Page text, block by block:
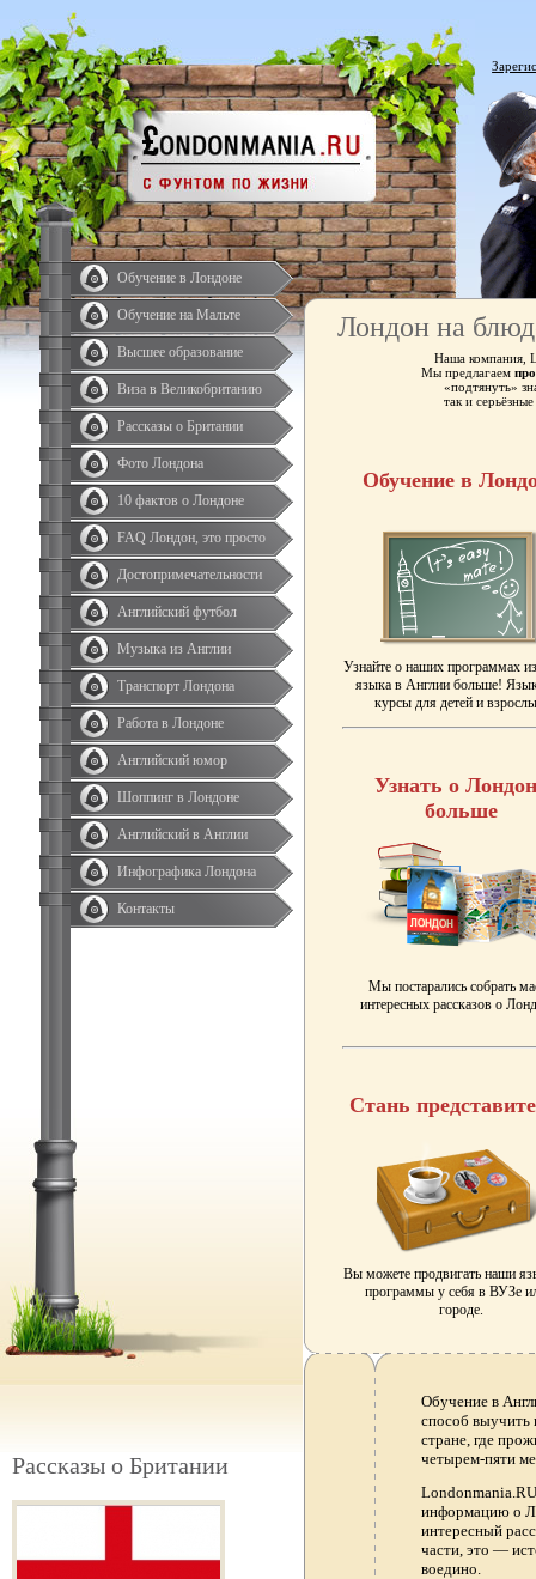
Обучение в Лондоне
Обучение на Мальте
Высшее образование
Виза в Великобританию
Рассказы о Британии
Фото Лондона
10 фактов о Лондоне
FAQ Лондон, это просто
Достопримечательности
Английский футбол
Музыка из Англии
Транспорт Лондона
Работа в Лондоне
Английский юмор
Шоппинг в Лондоне
Английский в Англии
Инфографика Лондона
Контакты
Рассказы о Британии
Лондон на
Наша компания,
Мы предлагаем
«подтянуть»
так и
Обучение в
Узнайте о наших программах
языка в Англии больше!
курсы для детей и
Узнать о
больше
Мы постарались собрать
интересных рассказов о
Стань
Вы можете продвигать наши
программы у себя в ВУЗе
городе.
Обучение в
способ выучить
стране, где
четырем-пяти
информацию о
интересный
части, это —
воедино.